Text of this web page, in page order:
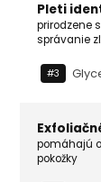
Pleti
prirodzene
správanie
#3
pomáhajú
pokožky